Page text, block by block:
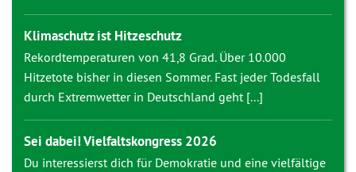
Klimaschutz ist Hitzeschutz
Rekordtemperaturen von 41,8 Grad. Über 10.000
Hitzetote bisher in diesen Sommer. Fast jeder Todesfall
durch Extremwetter in Deutschland geht [...]
Sei dabei! Vielfaltskongress 2026
Du interessierst dich für Demokratie und eine vielfältige